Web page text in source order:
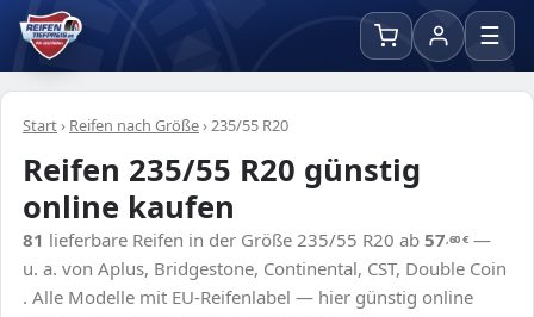
☰
Start› Reifen nach Größe›235/55 R20
Reifen 235/55 R20 günstig
online kaufen
81 lieferbare Reifen in der Größe 235/55 R20 ab 57,60€ —
u. a. von Aplus, Bridgestone, Continental, CST, Double Coin
. Alle Modelle mit EU-Reifenlabel — hier günstig online